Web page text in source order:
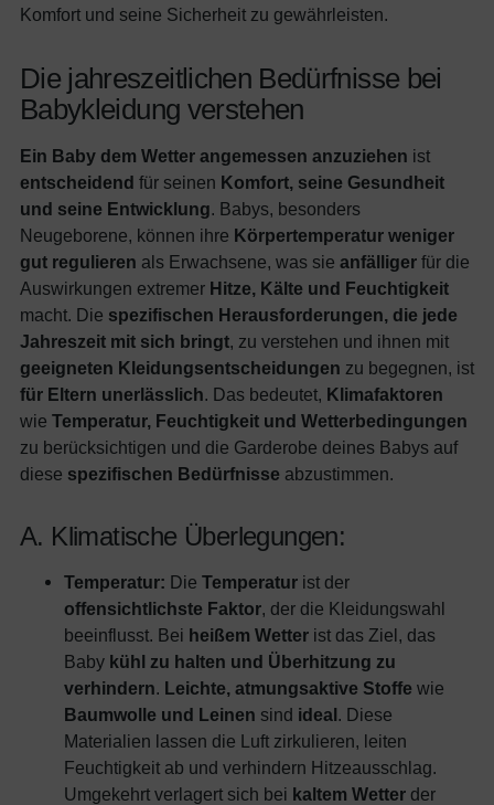
Komfort und seine Sicherheit zu gewährleisten.
Die jahreszeitlichen Bedürfnisse bei
Babykleidung verstehen
Ein Baby dem Wetter angemessen anzuziehen ist
entscheidend für seinen Komfort, seine Gesundheit
und seine Entwicklung. Babys, besonders
Neugeborene, können ihre Körpertemperatur weniger
gut regulieren als Erwachsene, was sie anfälliger für die
Auswirkungen extremer Hitze, Kälte und Feuchtigkeit
macht. Die spezifischen Herausforderungen, die jede
Jahreszeit mit sich bringt, zu verstehen und ihnen mit
geeigneten Kleidungsentscheidungen zu begegnen, ist
für Eltern unerlässlich. Das bedeutet, Klimafaktoren
wie Temperatur, Feuchtigkeit und Wetterbedingungen
zu berücksichtigen und die Garderobe deines Babys auf
diese spezifischen Bedürfnisse abzustimmen.
A. Klimatische Überlegungen:
Temperatur: Die Temperatur ist der
offensichtlichste Faktor, der die Kleidungswahl
beeinflusst. Bei heißem Wetter ist das Ziel, das
Baby kühl zu halten und Überhitzung zu
verhindern. Leichte, atmungsaktive Stoffe wie
Baumwolle und Leinen sind ideal. Diese
Materialien lassen die Luft zirkulieren, leiten
Feuchtigkeit ab und verhindern Hitzeausschlag.
Umgekehrt verlagert sich bei kaltem Wetter der